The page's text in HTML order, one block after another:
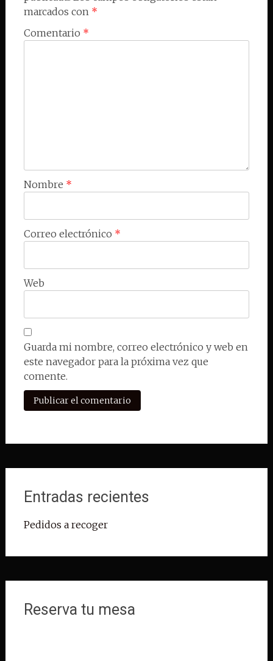
marcados con *
Comentario *
Nombre *
Correo electrónico *
Web
Guarda mi nombre, correo electrónico y web en
este navegador para la próxima vez que
comente.
Entradas recientes
Pedidos a recoger
Reserva tu mesa